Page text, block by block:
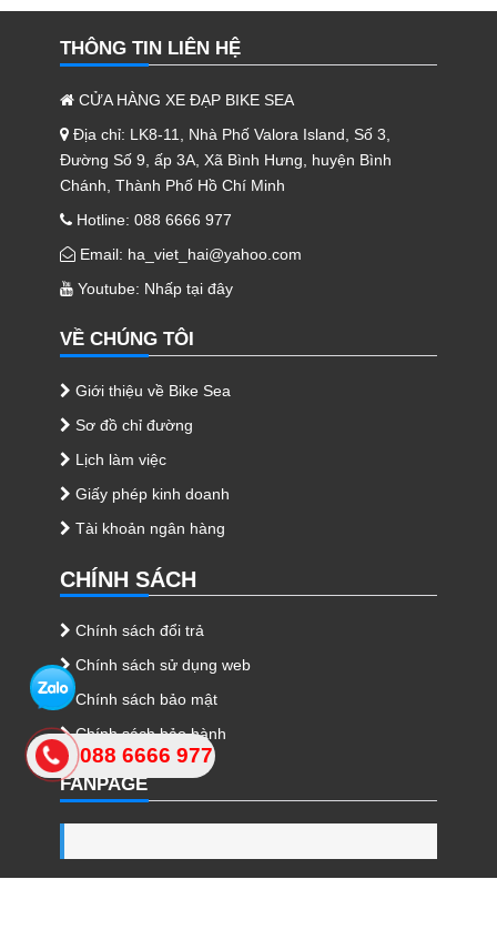
THÔNG TIN LIÊN HỆ
CỬA HÀNG XE ĐẠP BIKE SEA
Địa chỉ: LK8-11, Nhà Phố Valora Island, Số 3,
Đường Số 9, ấp 3A, Xã Bình Hưng, huyện Bình
Chánh, Thành Phố Hồ Chí Minh
Hotline: 088 6666 977
Email: ha_viet_hai@yahoo.com
Youtube: Nhấp tại đây
VỀ CHÚNG TÔI
Giới thiệu về Bike Sea
Sơ đồ chỉ đường
Lịch làm việc
Giấy phép kinh doanh
Tài khoản ngân hàng
CHÍNH SÁCH
Chính sách đổi trả
Chính sách sử dụng web
Chính sách bảo mật
Chính sách bảo hành
FANPAGE
088 6666 977